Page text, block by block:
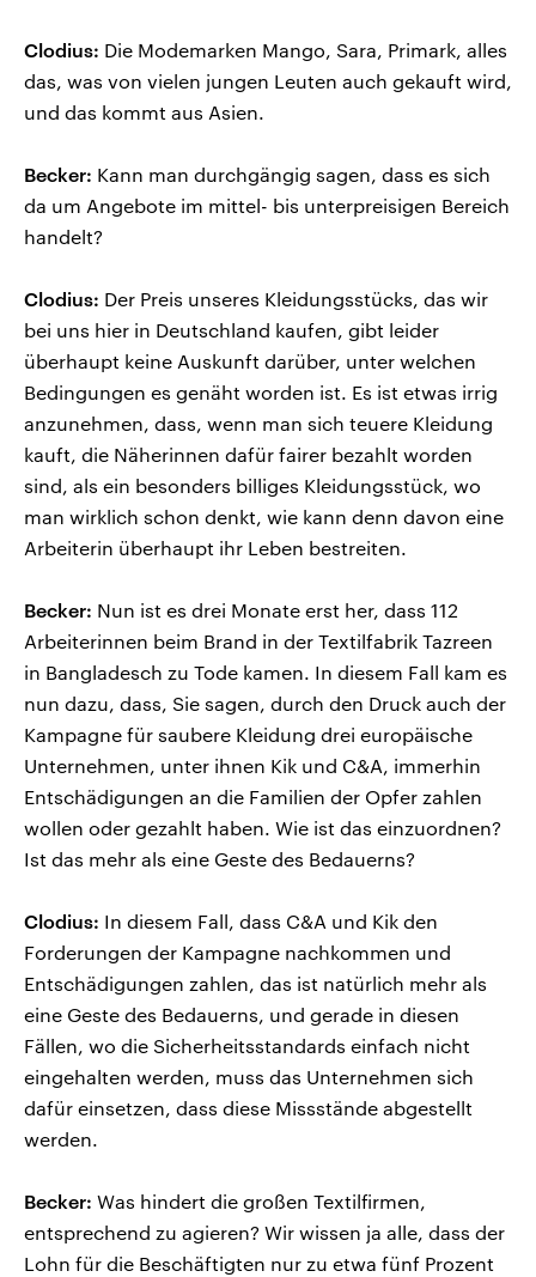
Clodius: Die Modemarken Mango, Sara, Primark, alles
das, was von vielen jungen Leuten auch gekauft wird,
und das kommt aus Asien.
Becker: Kann man durchgängig sagen, dass es sich
da um Angebote im mittel- bis unterpreisigen Bereich
handelt?
Clodius: Der Preis unseres Kleidungsstücks, das wir
bei uns hier in Deutschland kaufen, gibt leider
überhaupt keine Auskunft darüber, unter welchen
Bedingungen es genäht worden ist. Es ist etwas irrig
anzunehmen, dass, wenn man sich teuere Kleidung
kauft, die Näherinnen dafür fairer bezahlt worden
sind, als ein besonders billiges Kleidungsstück, wo
man wirklich schon denkt, wie kann denn davon eine
Arbeiterin überhaupt ihr Leben bestreiten.
Becker: Nun ist es drei Monate erst her, dass 112
Arbeiterinnen beim Brand in der Textilfabrik Tazreen
in Bangladesch zu Tode kamen. In diesem Fall kam es
nun dazu, dass, Sie sagen, durch den Druck auch der
Kampagne für saubere Kleidung drei europäische
Unternehmen, unter ihnen Kik und C&A, immerhin
Entschädigungen an die Familien der Opfer zahlen
wollen oder gezahlt haben. Wie ist das einzuordnen?
Ist das mehr als eine Geste des Bedauerns?
Clodius: In diesem Fall, dass C&A und Kik den
Forderungen der Kampagne nachkommen und
Entschädigungen zahlen, das ist natürlich mehr als
eine Geste des Bedauerns, und gerade in diesen
Fällen, wo die Sicherheitsstandards einfach nicht
eingehalten werden, muss das Unternehmen sich
dafür einsetzen, dass diese Missstände abgestellt
werden.
Becker: Was hindert die großen Textilfirmen,
entsprechend zu agieren? Wir wissen ja alle, dass der
Lohn für die Beschäftigten nur zu etwa fünf Prozent